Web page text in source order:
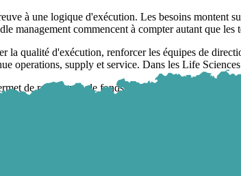
à une logique d'exécution. Les besoins
management commencent à compter autant que les
la qualité d'exécution, renforcer les équipes de
operations, supply et service. Dans les Life
de relier levée de fonds, page fonds, page